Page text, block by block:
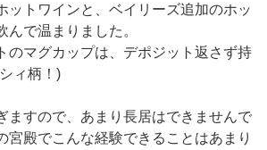
ットワインと、ベイリーズ追加のホッ
んで温まりました。
のマグカップは、デポジット返さず持
ィ柄！)
ますので、あまり長居はできませんで
宮殿でこんな経験できることはあまり